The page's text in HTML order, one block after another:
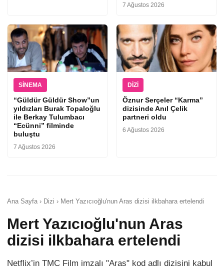
7 Ağustos 2026
SINEMA
“Güldür Güldür Show”un
yıldızları Burak Topaloğlu
ile Berkay Tulumbacı
“Ecünni” filminde
buluştu
7 Ağustos 2026
DIZI
Öznur Serçeler “Karma”
dizisinde Anıl Çelik
partneri oldu
6 Ağustos 2026
Ana Sayfa › Dizi › Mert Yazıcıoğlu'nun Aras dizisi ilkbahara ertelendi
Mert Yazıcıoğlu'nun Aras
dizisi ilkbahara ertelendi
Netflix’in TMC Film imzalı "Aras" kod adlı dizisini kabul